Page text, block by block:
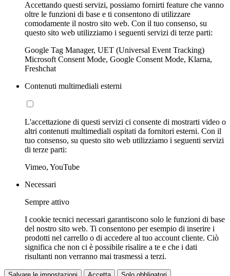
Accettando questi servizi, possiamo fornirti feature che vanno
oltre le funzioni di base e ti consentono di utilizzare
comodamente il nostro sito web. Con il tuo consenso, su
questo sito web utilizziamo i seguenti servizi di terze parti:
Google Tag Manager, UET (Universal Event Tracking)
Microsoft Consent Mode, Google Consent Mode, Klarna,
Freshchat
Contenuti multimediali esterni
L'accettazione di questi servizi ci consente di mostrarti video o
altri contenuti multimediali ospitati da fornitori esterni. Con il
tuo consenso, su questo sito web utilizziamo i seguenti servizi
di terze parti:
Vimeo, YouTube
Necessari
Sempre attivo
I cookie tecnici necessari garantiscono solo le funzioni di base
del nostro sito web. Ti consentono per esempio di inserire i
prodotti nel carrello o di accedere al tuo account cliente. Ciò
significa che non ci è possibile risalire a te e che i dati
risultanti non verranno mai trasmessi a terzi.